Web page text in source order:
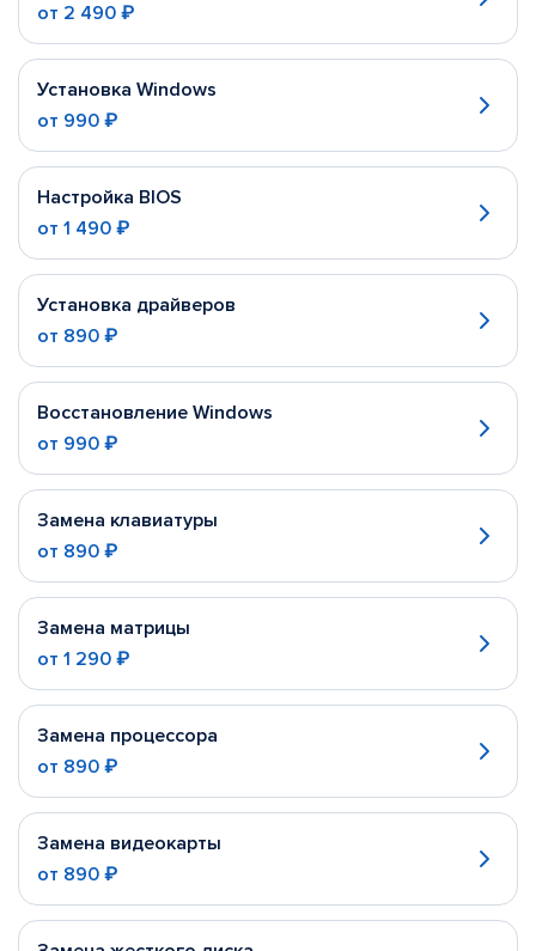
от 2 490 ₽
Установка Windows
от 990 ₽
Настройка BIOS
от 1 490 ₽
Установка драйверов
от 890 ₽
Восстановление Windows
от 990 ₽
Замена клавиатуры
от 890 ₽
Замена матрицы
от 1 290 ₽
Замена процессора
от 890 ₽
Замена видеокарты
от 890 ₽